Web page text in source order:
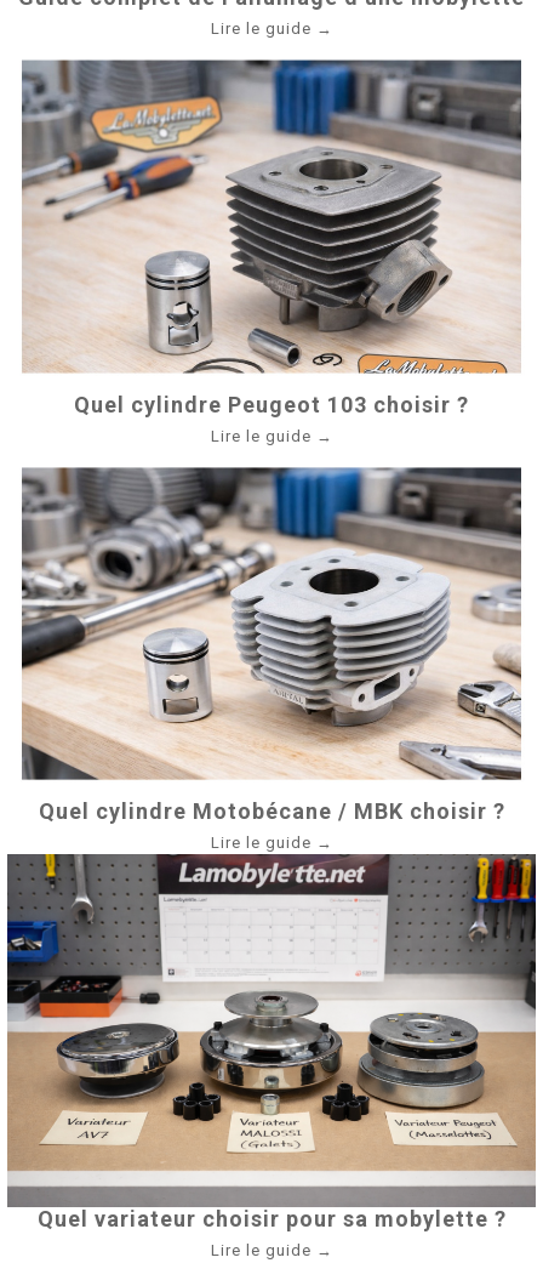
Lire le guide →
Quel cylindre Peugeot 103 choisir ?
Lire le guide →
Quel cylindre Motobécane / MBK choisir ?
Lire le guide →
Quel variateur choisir pour sa mobylette ?
Lire le guide →